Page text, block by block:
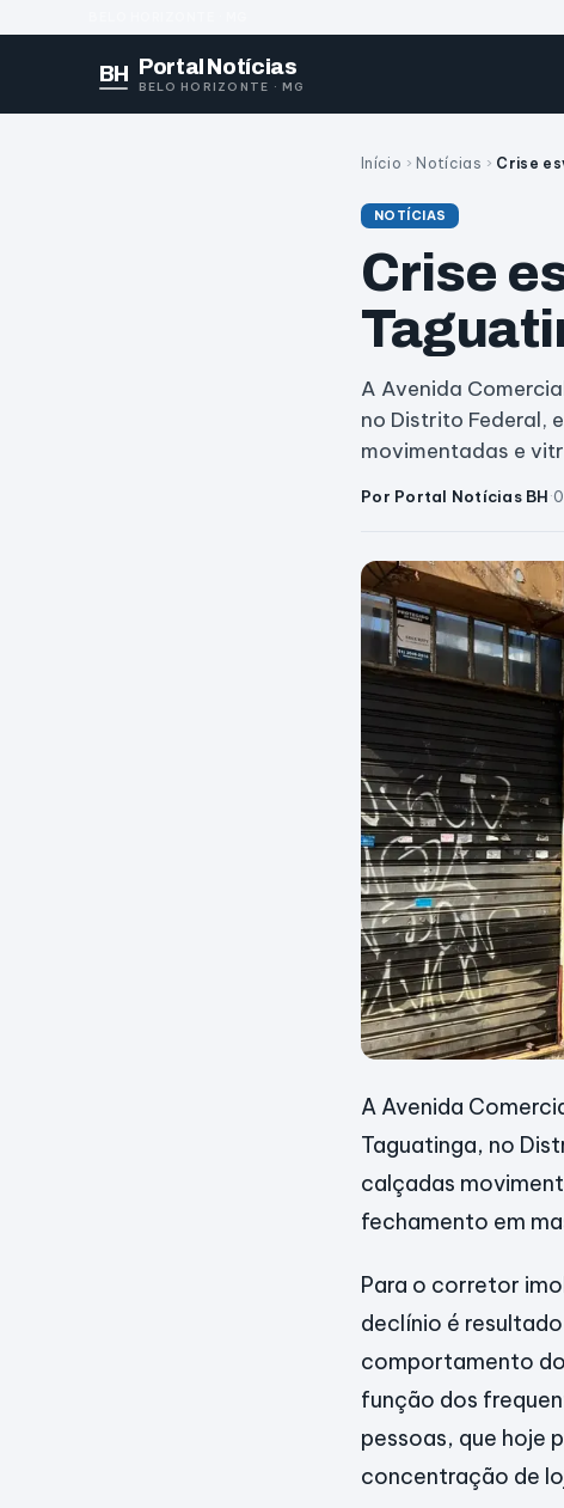
BH Portal Notícias
BELO HORIZONTE · MG
Início › Notícias › Crise
NOTÍCIAS
Crise
A Avenida
no Distrito Federal,
movimentadas e
Por Portal Notícias BH·
A Avenida
Taguatinga, no
calçadas
fechamento em
Para o corretor
declínio é
comportamento
função dos
pessoas, que hoje
concentração de